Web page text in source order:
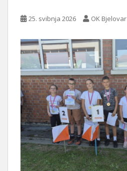
25. svibnja 2026 OK Bjelovar